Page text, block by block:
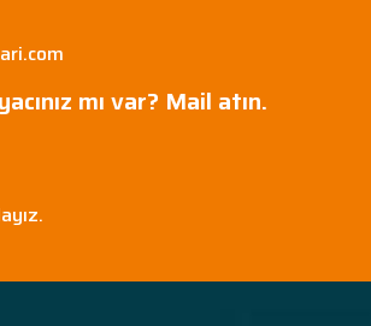
mı var? Mail atın.